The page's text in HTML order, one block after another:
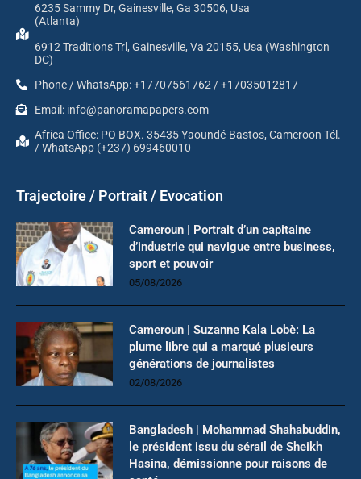
6235 Sammy Dr, Gainesville, Ga 30506, Usa
(Atlanta)
6912 Traditions Trl, Gainesville, Va 20155, Usa (Washington
DC)
Phone / WhatsApp: +17707561762 / +17035012817
Email: info@panoramapapers.com
Africa Office: PO BOX. 35435 Yaoundé-Bastos, Cameroon Tél.
/ WhatsApp (+237) 699460010
Trajectoire / Portrait / Evocation
Cameroun | Portrait d’un capitaine
d’industrie qui navigue entre business,
sport et pouvoir
05/08/2026
Cameroun | Suzanne Kala Lobè: La
plume libre qui a marqué plusieurs
générations de journalistes
02/08/2026
Bangladesh | Mohammad Shahabuddin,
le président issu du sérail de Sheikh
Hasina, démissionne pour raisons de